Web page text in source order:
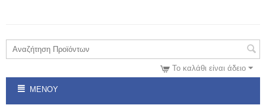
Το καλάθι είναι άδειο
ΜΕΝΟΎ